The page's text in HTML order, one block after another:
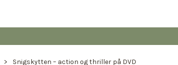
Snigskytten – action og thriller på DVD